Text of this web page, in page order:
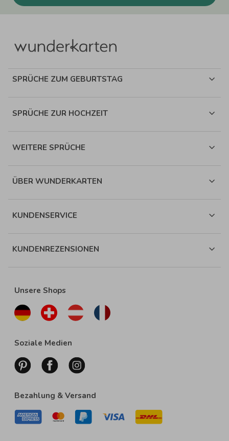
SPRÜCHE ZUM GEBURTSTAG
SPRÜCHE ZUR HOCHZEIT
WEITERE SPRÜCHE
ÜBER WUNDERKARTEN
KUNDENSERVICE
KUNDENREZENSIONEN
Unsere Shops
Soziale Medien
Bezahlung & Versand